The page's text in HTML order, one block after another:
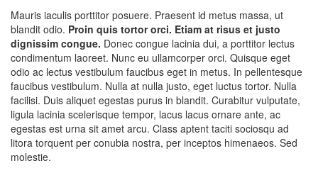
Mauris iaculis porttitor posuere. Praesent id metus massa, ut
blandit odio. Proin quis tortor orci. Etiam at risus et justo
dignissim congue. Donec congue lacinia dui, a porttitor lectus
condimentum laoreet. Nunc eu ullamcorper orci. Quisque eget
odio ac lectus vestibulum faucibus eget in metus. In pellentesque
faucibus vestibulum. Nulla at nulla justo, eget luctus tortor. Nulla
facilisi. Duis aliquet egestas purus in blandit. Curabitur vulputate,
ligula lacinia scelerisque tempor, lacus lacus ornare ante, ac
egestas est urna sit amet arcu. Class aptent taciti sociosqu ad
litora torquent per conubia nostra, per inceptos himenaeos. Sed
molestie.